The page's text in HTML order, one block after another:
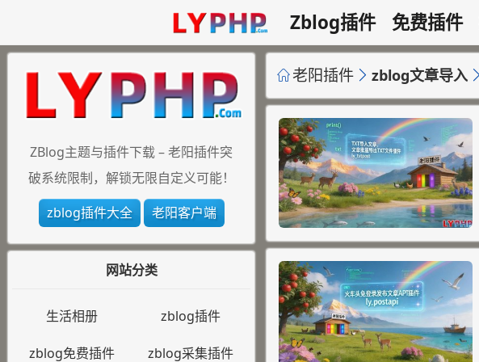
Zblog插件 免费插件
老阳插件 zblog文章导入
ZBlog主题与插件下载 – 老阳插件突
破系统限制，解锁无限自定义可能！
zblog插件大全
老阳客户端
网站分类
生活相册 zblog插件
zblog免费插件 zblog采集插件